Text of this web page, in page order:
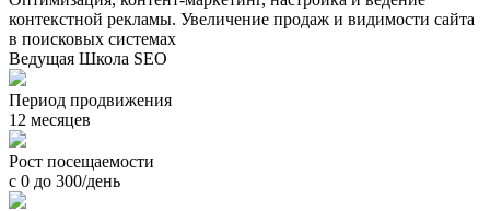
контекстной рекламы. Увеличение продаж и видимости сайта
в поисковых системах
Ведущая Школа SEO
Период продвижения
12 месяцев
Рост посещаемости
с 0 до 300/день